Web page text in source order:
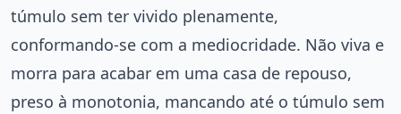
túmulo sem ter vivido plenamente,
conformando-se com a mediocridade. Não viva e
morra para acabar em uma casa de repouso,
preso à monotonia, mancando até o túmulo sem